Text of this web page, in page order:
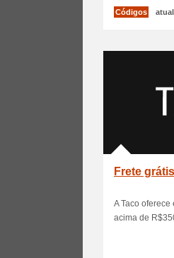
Códigos
Frete
A Taco
acima de